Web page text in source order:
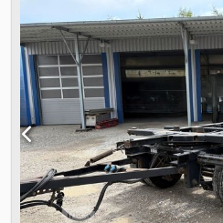
, abroncs méret: 445/
km/h, Felszereltség:ABS, NÉMET
karbantartott pótalvázak széles
elérhető 445/45R19,5 hosszanti
tengelyek tárcsafékek hosszú
1420 mm mindegyik műszaki
jó állapotú gumiabroncsok gyártási
saját tömeg: 2970 kg számos
##### KÉRJÜK, TELEFONÁLJON –
ORSZÁGOS KISZÁLLÍTÁS
MEPO-NUTZFAHRZEUGE 1983 ÓTA
ELŐZETES EGYEZTETÉSSEL!